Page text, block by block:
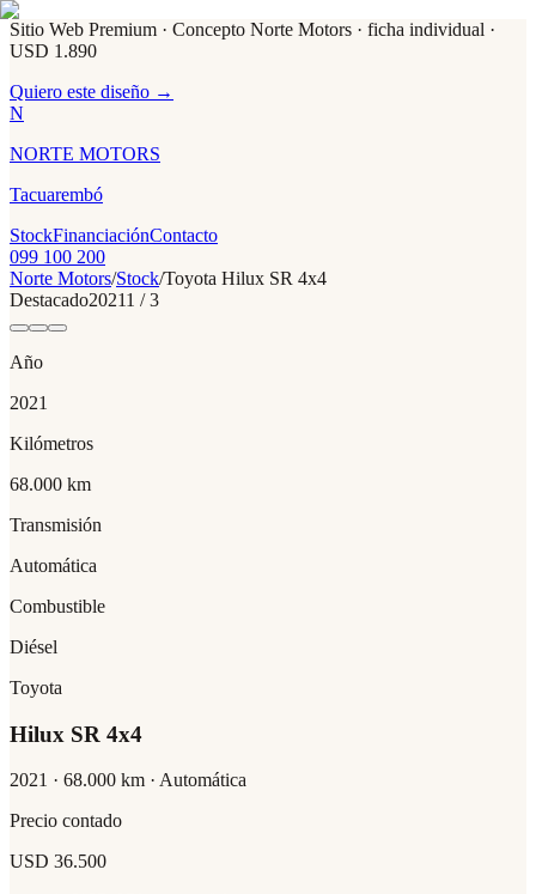
Sitio Web Premium · Concepto Norte Motors · ficha individual ·
USD 1.890
Quiero este diseño →
N
NORTE MOTORS
Tacuarembó
StockFinanciaciónContacto
099 100 200
Norte Motors/Stock/Toyota Hilux SR 4x4
Destacado20211 /3
Año
2021
Kilómetros
68.000 km
Transmisión
Automática
Combustible
Diésel
Toyota
Hilux SR 4x4
2021 · 68.000 km · Automática
Precio contado
USD 36.500